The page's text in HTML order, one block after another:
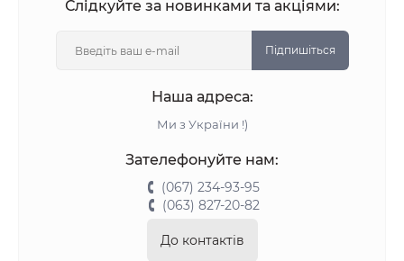
Слідкуйте за новинками та акціями:
Підпишіться
Наша адреса:
Ми з України !)
Зателефонуйте нам:
(067) 234-93-95
(063) 827-20-82
До контактів